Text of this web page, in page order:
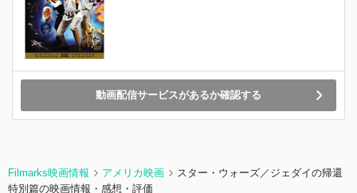
動画配信サービスがあるか確認する
Filmarks映画情報 アメリカ映画
スター・ウォーズ／ジェダイの帰還
特別篇の映画情報・感想・評価